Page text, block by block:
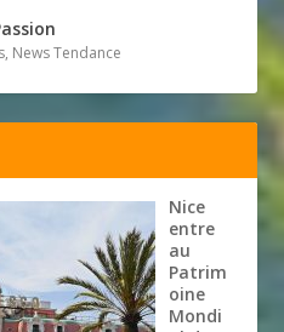
, News Tendance
Nice
entre
au
Patrim
oine
Mondi